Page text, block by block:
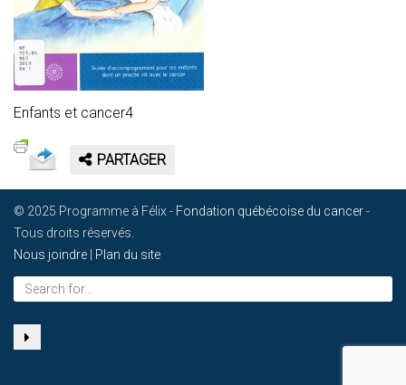
Enfants et cancer4
PARTAGER
© 2025 Programme à Félix - Fondation québécoise du cancer-
Tous droits réservés.
Nous joindre | Plan du site
Search
for...